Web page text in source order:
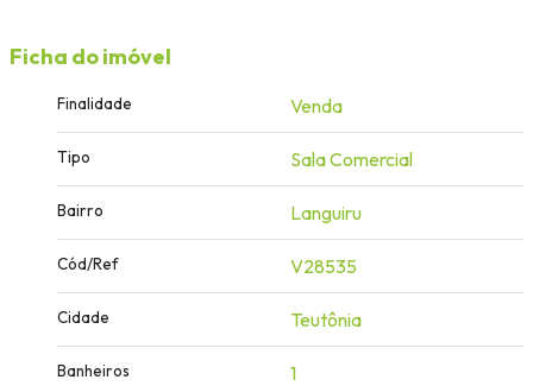
Ficha do imóvel
Finalidade Venda
Tipo Sala Comercial
Bairro Languiru
Cód/Ref V28535
Cidade Teutônia
Banheiros 1